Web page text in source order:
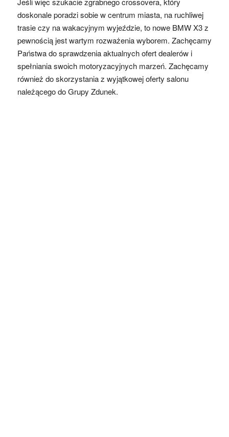
doskonale poradzi sobie w centrum miasta, na ruchliwej
trasie czy na wakacyjnym wyjeździe, to nowe BMW X3 z
pewnością jest wartym rozważenia wyborem. Zachęcamy
Państwa do sprawdzenia aktualnych ofert dealerów i
spełniania swoich motoryzacyjnych marzeń. Zachęcamy
również do skorzystania z wyjątkowej oferty salonu
należącego do Grupy Zdunek.